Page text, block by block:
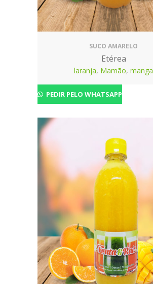
SUCO AMARELO
Etérea
laranja, Mamão, manga
PEDIR PELO WHATSAPP